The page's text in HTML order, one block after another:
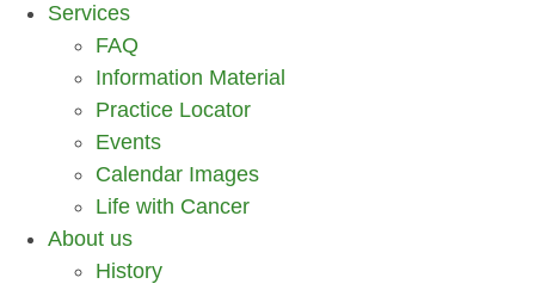
Services
FAQ
Information Material
Practice Locator
Events
Calendar Images
Life with Cancer
About us
History